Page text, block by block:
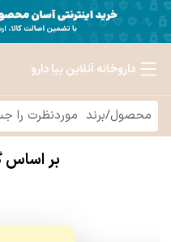
داروخانه آنلاین بیا دارو
بر